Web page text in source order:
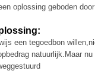
oplossing geboden door
een tegoedbon
natuurlijk.Maar nu